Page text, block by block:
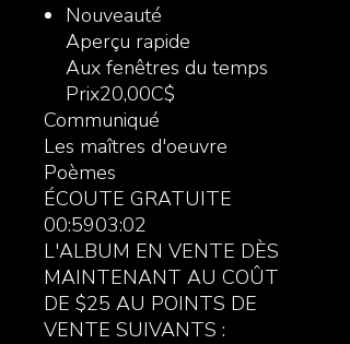
Nouveauté
Aperçu rapide
Aux fenêtres du temps
Prix20,00C$
Communiqué
Les maîtres d'oeuvre
Poèmes
ÉCOUTE GRATUITE
00:5903:02
L'ALBUM EN VENTE DÈS
MAINTENANT AU COÛT
DE $25 AU POINTS DE
VENTE SUIVANTS :